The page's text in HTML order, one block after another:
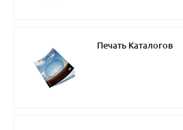
Печать Каталогов